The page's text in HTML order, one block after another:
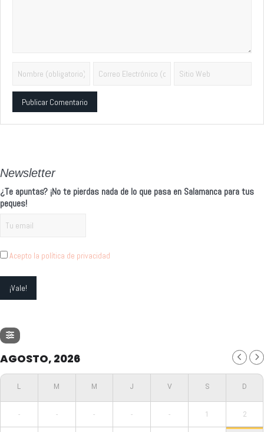
Newsletter
¿Te apuntas? ¡No te pierdas nada de lo que pasa en Salamanca para tus
peques!
Acepto la política de privacidad
AGOSTO, 2026
- - - - - 1 2